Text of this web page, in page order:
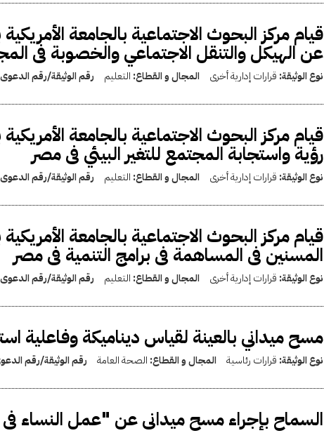
قيام مركز البحوث الاجتماعية بالجامعة
عن الهيكل والتنقل الاجتماعي والخصوبة فى
نوع الوثيقة: قرارات إدارية أخرى المجال و القطاع: التعليم رقم الوثيقة/رقم
قيام مركز البحوث الاجتماعية بالجامعة
رؤية واستجابة المجتمع للتغير البيئي فى مصر
نوع الوثيقة: قرارات إدارية أخرى المجال و القطاع: التعليم رقم الوثيقة/رقم
قيام مركز البحوث الاجتماعية بالجامعة
المسنين فى المساهمة فى برامج التنمية فى مصر
نوع الوثيقة: قرارات إدارية أخرى المجال و القطاع: التعليم رقم الوثيقة/رقم
مسح ميداني بالعينة لقياس ديناميكة وفاعلية
نوع الوثيقة: قرارات رئاسية المجال و القطاع: الصحة العامة رقم الوثيقة/رقم
السماح بإجراء مسح ميدانى عن "عمل النساء